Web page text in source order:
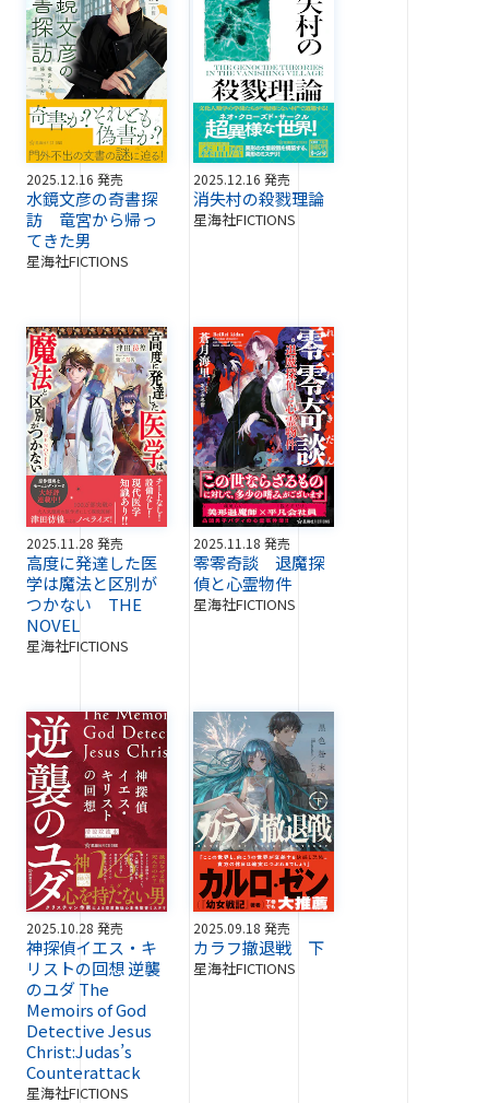
2025.12.16 発売
水鏡文彦の奇書探
訪 竜宮から帰っ
てきた男
星海社FICTIONS
2025.12.16 発売
消失村の殺戮理論
星海社FICTIONS
2025.11.28 発売
高度に発達した医
学は魔法と区別が
つかない THE
NOVEL
星海社FICTIONS
2025.11.18 発売
零零奇談 退魔探
偵と心霊物件
星海社FICTIONS
2025.10.28 発売
神探偵イエス・キ
リストの回想 逆襲
のユダ The
Memoirs of God
Detective Jesus
Christ:Judas’s
Counterattack
星海社FICTIONS
2025.09.18 発売
カラフ撤退戦 下
星海社FICTIONS